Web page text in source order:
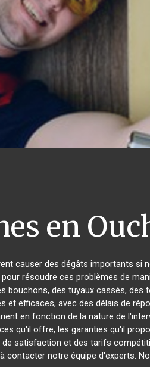
en
causer des dégâts importants si
résoudre ces problèmes de
bouchons, des tuyaux cassés, des
et efficaces, avec des délais de
en fonction de la nature de
qu'il offre, les garanties qu'il
satisfaction et des tarifs
contacter notre équipe d'experts.